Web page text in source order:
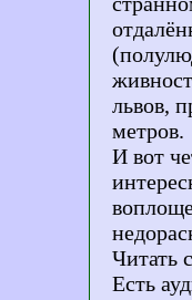
львов,
метров.
И вот
Читать
Есть